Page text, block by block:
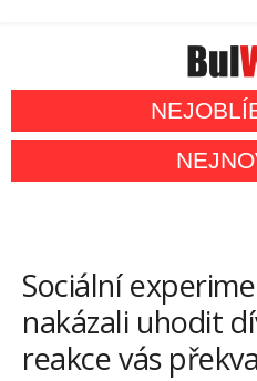
Sociální
nakázali uhodit
reakce vás